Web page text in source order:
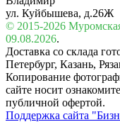
ул. Куйбышева, д.26Ж
© 2015-2026
09.08.2026.
Доставка со склада
Петербург, Казань,
Копирование
сайте носит
публичной офертой.
Поддержка сайта